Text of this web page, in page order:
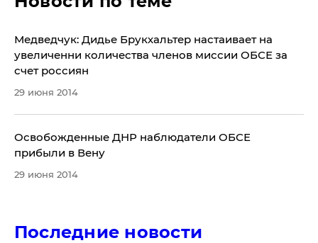
Медведчук: Дидье Брукхальтер настаивает на
увеличенни количества членов миссии ОБСЕ за
счет россиян
29 июня 2014
Освобожденные ДНР наблюдатели ОБСЕ
прибыли в Вену
29 июня 2014
Последние новости